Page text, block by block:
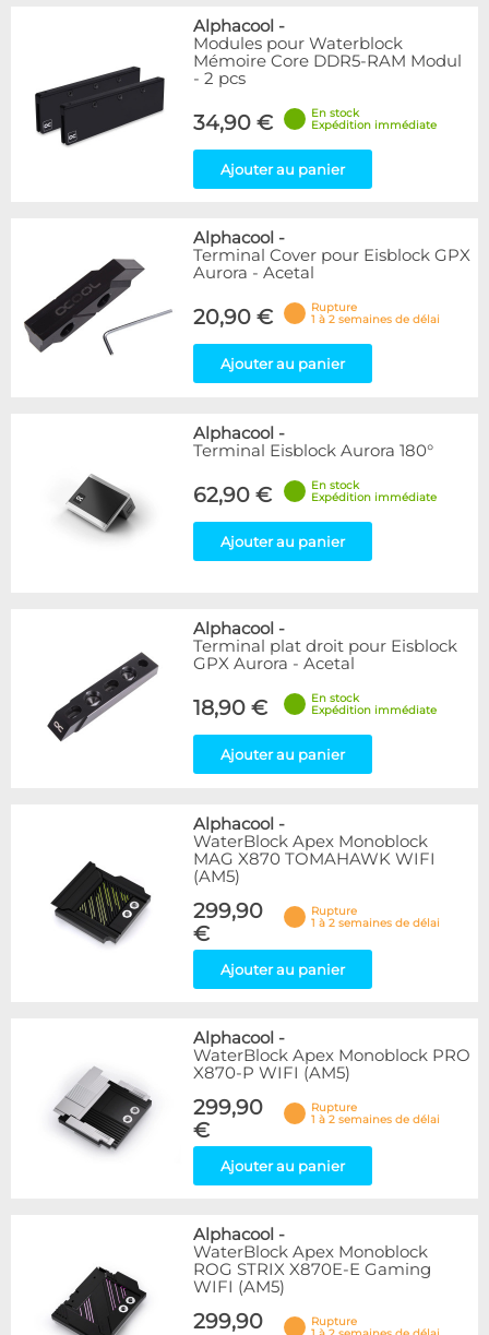
Alphacool -
Modules pour Waterblock
Mémoire Core DDR5-RAM Modul
- 2 pcs
34,90 €
En stock
Expédition immédiate
Ajouter au panier
Alphacool -
Terminal Cover pour Eisblock GPX
Aurora - Acetal
20,90 €
Rupture
1 à 2 semaines de délai
Ajouter au panier
Alphacool -
Terminal Eisblock Aurora 180°
62,90 €
En stock
Expédition immédiate
Ajouter au panier
Alphacool -
Terminal plat droit pour Eisblock
GPX Aurora - Acetal
18,90 €
En stock
Expédition immédiate
Ajouter au panier
Alphacool -
WaterBlock Apex Monoblock
MAG X870 TOMAHAWK WIFI
(AM5)
299,90
€
Rupture
1 à 2 semaines de délai
Ajouter au panier
Alphacool -
WaterBlock Apex Monoblock PRO
X870-P WIFI (AM5)
299,90
€
Rupture
1 à 2 semaines de délai
Ajouter au panier
Alphacool -
WaterBlock Apex Monoblock
ROG STRIX X870E-E Gaming
WIFI (AM5)
299,90
Rupture